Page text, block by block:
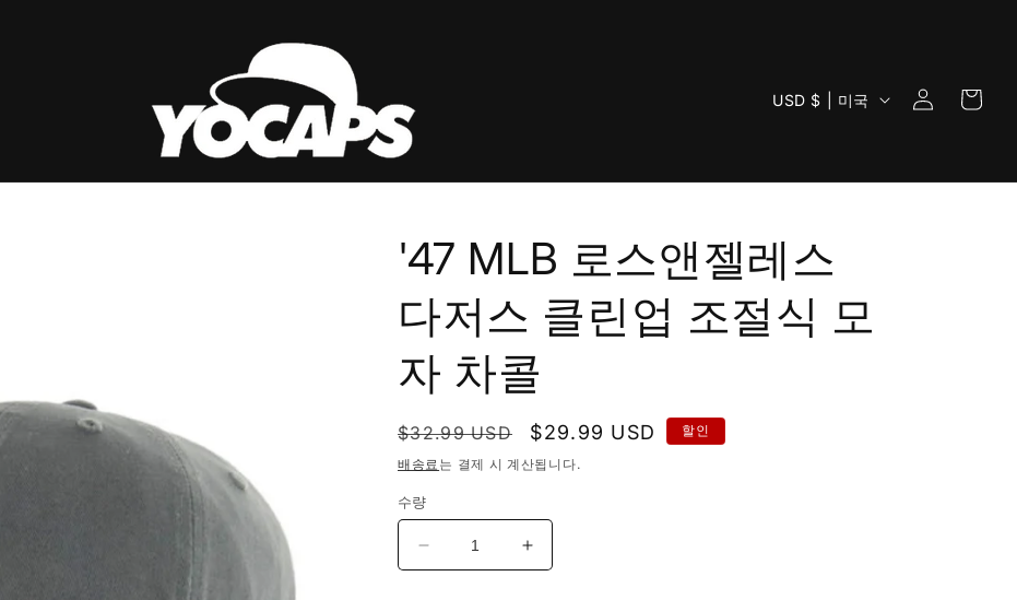
국
USD $ | 미국
그
트
'47 MLB 로스앤젤레스
다저스 클린업 조절식 모
자 차콜
정
가
$32.99 USD
할
인
$29.99 USD 할인
배송료 는 결제 시 계산됩니다.
수량
&#39;47
MLB
&#39;47
MLB